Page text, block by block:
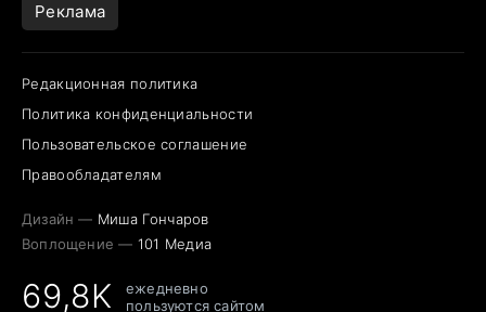
Реклама
Редакционная политика
Политика конфиденциальности
Пользовательское соглашение
Правообладателям
Дизайн — Миша Гончаров
Воплощение — 101 Медиа
69,8K
ежедневно
пользуются сайтом